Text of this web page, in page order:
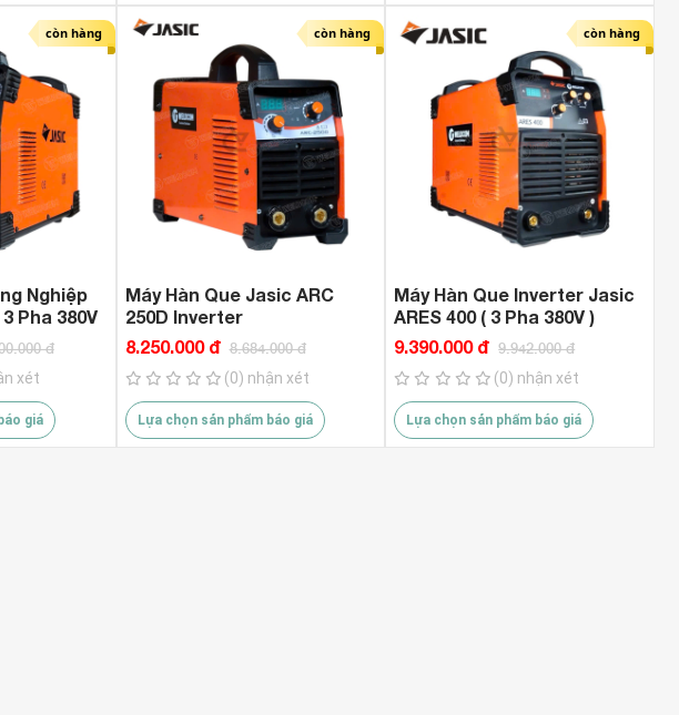
còn hàng
Nghiệp
Pha 380V
đ
xét
giá
còn hàng
Máy Hàn Que Jasic ARC
250D Inverter
8.250.000 đ 8.684.000 đ
(0) nhận xét
Lựa chọn sản phẩm báo giá
còn hàng
Máy Hàn Que Inverter Jasic
ARES 400 ( 3 Pha 380V )
9.390.000 đ 9.942.000 đ
(0) nhận xét
Lựa chọn sản phẩm báo giá